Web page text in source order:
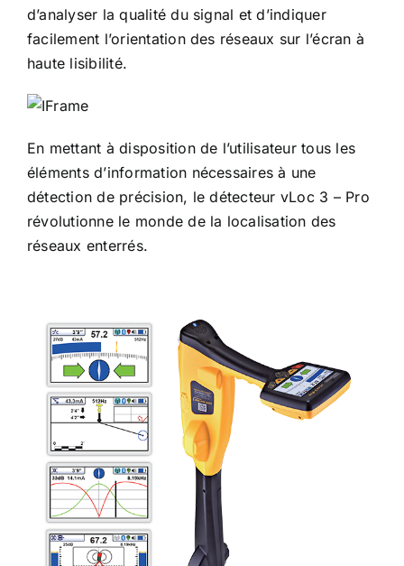
d’analyser la qualité du signal et d’indiquer
facilement l’orientation des réseaux sur l’écran à
haute lisibilité.
En mettant à disposition de l’utilisateur tous les
éléments d’information nécessaires à une
détection de précision, le détecteur vLoc 3 – Pro
révolutionne le monde de la localisation des
réseaux enterrés.